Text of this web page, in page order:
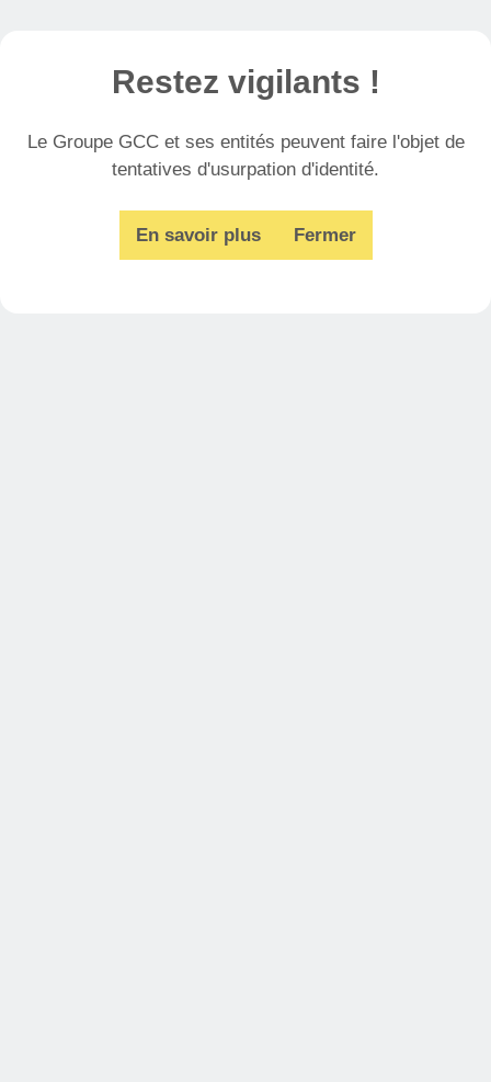
Restez vigilants !
Le Groupe GCC et ses entités peuvent faire l'objet de
tentatives d'usurpation d'identité.
En savoir plus Fermer